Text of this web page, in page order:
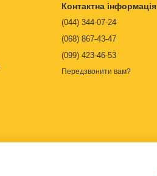
Контактна інформація
(044) 344-07-24
(068) 867-43-47
(099) 423-46-53
Передзвонити вам?